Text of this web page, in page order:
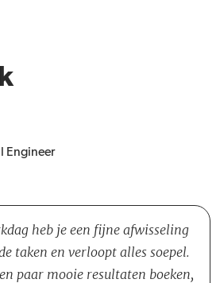
Engineer
heb je een fijne afwisseling
taken en verloopt alles soepel.
paar mooie resultaten boeken,